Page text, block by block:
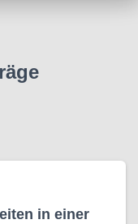
in einer